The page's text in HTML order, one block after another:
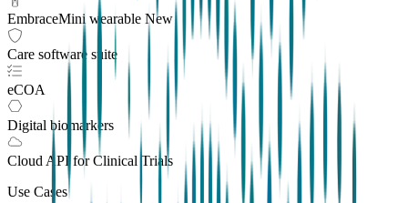
EmbraceMini wearable New
Care software suite
eCOA
Digital biomarkers
Cloud APIfor Clinical Trials
Use Cases